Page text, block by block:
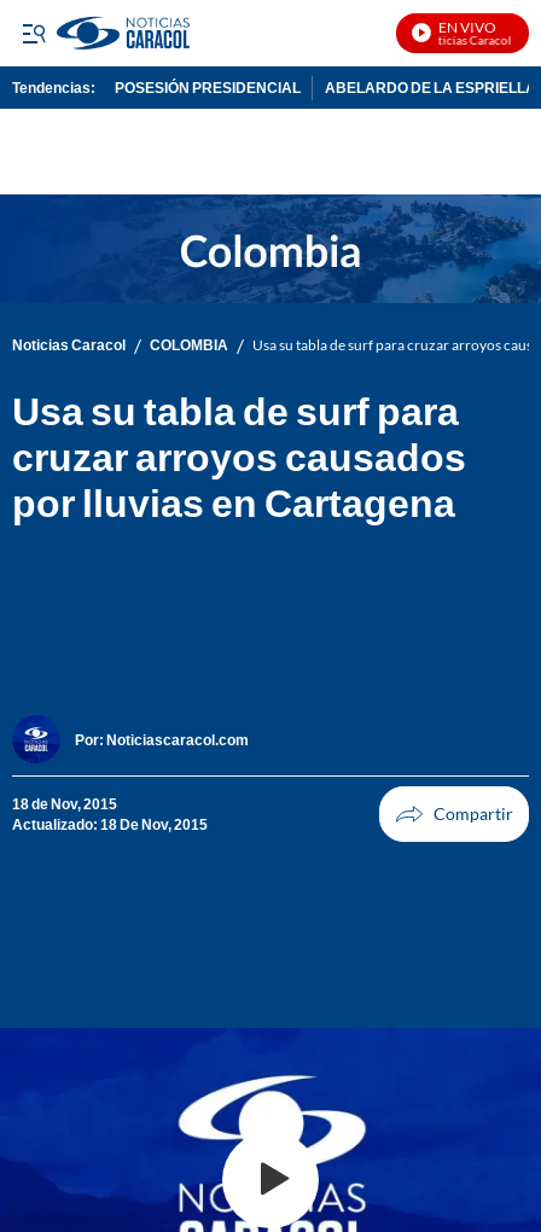
EN VIVO
Noticias Caracol En
Tendencias: POSESIÓN PRESIDENCIAL ABELARDO DE LA ESPRIELLA
Noticias Caracol / COLOMBIA / Usa su tabla de surf para cruzar arroyos
Usa su tabla de surf para
cruzar arroyos causados
por lluvias en Cartagena
Por: Noticiascaracol.com
18 de Nov, 2015
Actualizado: 18 De Nov, 2015